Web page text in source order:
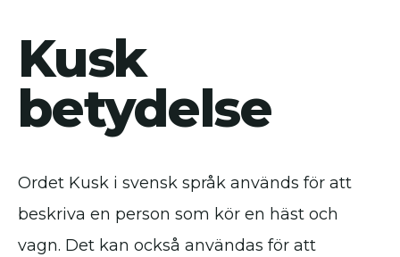
Kusk
betydelse
Ordet Kusk i svensk språk används för att
beskriva en person som kör en häst och
vagn. Det kan också användas för att